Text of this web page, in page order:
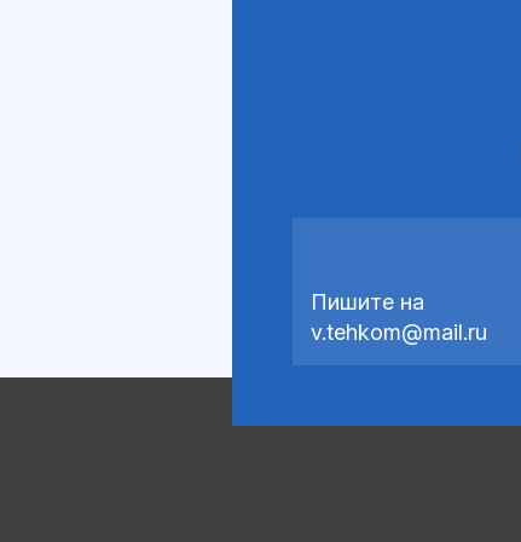
Пишите на
v.tehkom@mail.ru